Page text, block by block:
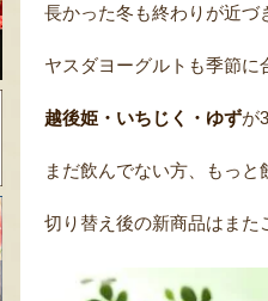
長かった冬も終わりが近づ
ヤスダヨーグルトも季節に
越後姫・いちじく・ゆずが
まだ飲んでない方、もっと
切り替え後の新商品はまた